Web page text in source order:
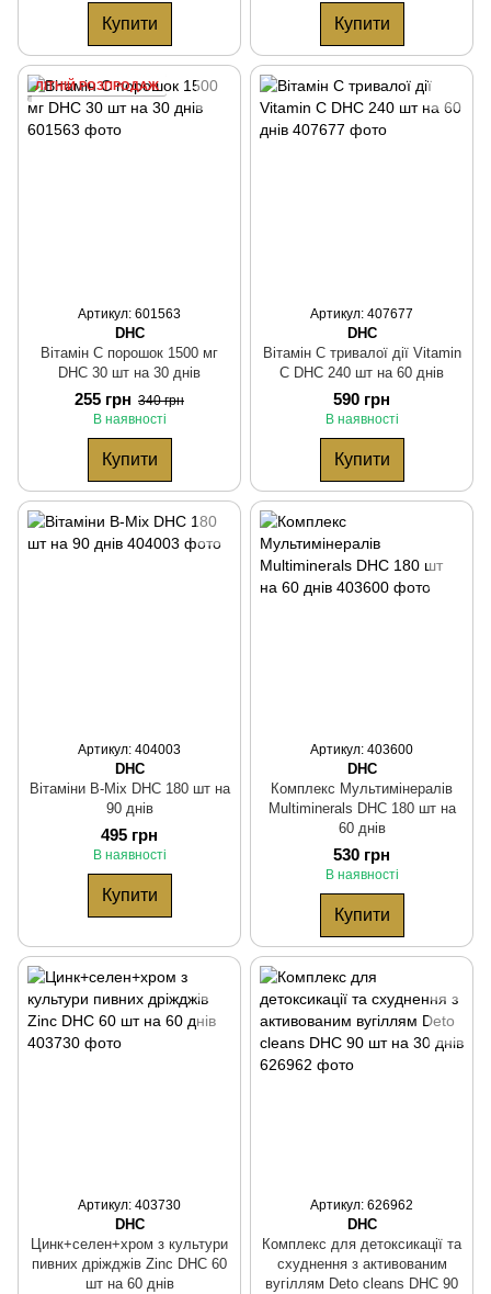
Купити Купити
ЛІТНІЙ РОЗПРОДАЖ
Артикул: 601563
DHC
Вітамін С порошок 1500 мг
DHC 30 шт на 30 днів
255 грн 340 грн
В наявності
Купити
Артикул: 407677
DHC
Вітамін С тривалої дії Vitamin
C DHC 240 шт на 60 днів
590 грн
В наявності
Купити
Артикул: 404003
DHC
Вітаміни B-Mix DHC 180 шт на
90 днів
495 грн
В наявності
Купити
Артикул: 403600
DHC
Комплекс Мультимінералів
Multiminerals DHC 180 шт на
60 днів
530 грн
В наявності
Купити
Артикул: 403730
DHC
Цинк+селен+хром з культури
пивних дріжджів Zinc DHC 60
шт на 60 днів
Артикул: 626962
DHC
Комплекс для детоксикації та
схуднення з активованим
вугіллям Detо cleans DHC 90